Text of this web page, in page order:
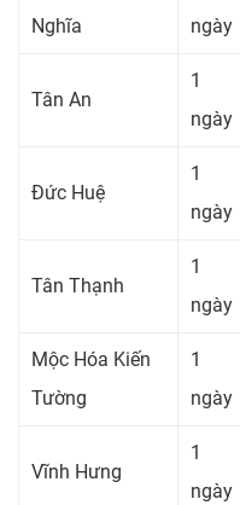
Nghĩa ngày
Tân An
1
ngày
Đức Huệ
1
ngày
Tân Thạnh
1
ngày
Mộc Hóa Kiến
Tường
1
ngày
Vĩnh Hưng
1
ngày